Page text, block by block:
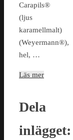
Carapils®
(ljus
karamellmalt)
(Weyermann®),
hel, …
Läs mer
Dela
inlägget: